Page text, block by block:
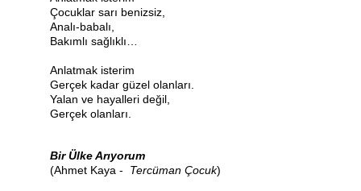
Çocuklar sarı benizsiz,
Analı-babalı,
Bakımlı sağlıklı…
Anlatmak isterim
Gerçek kadar güzel olanları.
Yalan ve hayalleri değil,
Gerçek olanları.
Bir Ülke Arıyorum
(Ahmet Kaya - Tercüman Çocuk)